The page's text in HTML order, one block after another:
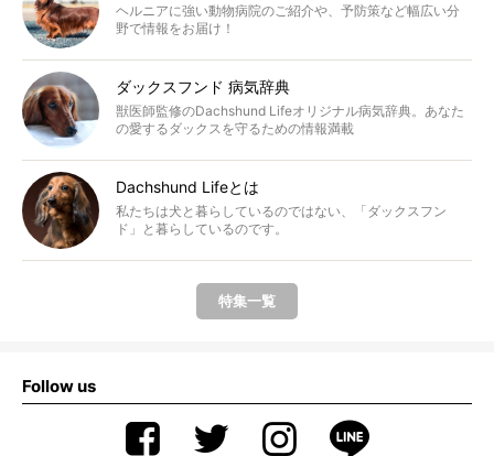
ヘルニアに強い動物病院のご紹介や、予防策など幅広い分
野で情報をお届け！
ダックスフンド 病気辞典
獣医師監修のDachshund Lifeオリジナル病気辞典。あなた
の愛するダックスを守るための情報満載
Dachshund Lifeとは
私たちは犬と暮らしているのではない、「ダックスフン
ド」と暮らしているのです。
特集一覧
Follow us